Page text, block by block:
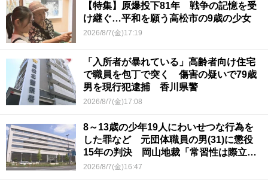
【特集】原爆投下81年 戦争の記憶を受
け継ぐ…平和を願う高松市の9歳の少女
2026/8/7(金)17:19
「入所者が暴れている」高齢者向け住宅
で職員を包丁で突く 傷害の疑いで79歳
男を現行犯逮捕 香川県警
2026/8/7(金)17:08
8～13歳の少年19人にわいせつな行為を
した罪など 元団体職員の男(31)に懲役
15年の判決 岡山地裁「常習性は際立っ
ていて被害結果も非常に重い」
2026/8/7(金)16:47